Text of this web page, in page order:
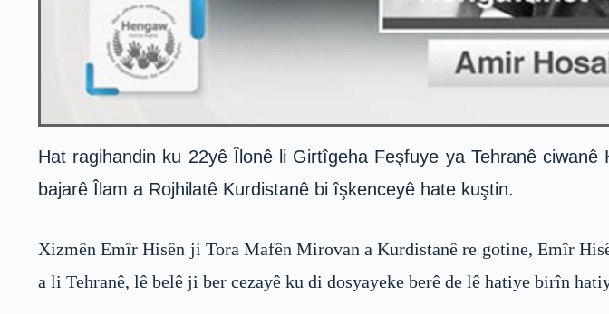
Hat ragihandin ku 22yê Îlonê li Girtîgeha Feşfuye ya Tehranê
bajarê Îlam a Rojhilatê Kurdistanê bi îşkenceyê hate kuştin.
Xizmên Emîr Hisên ji Tora Mafên Mirovan a Kurdistanê re gotine, Emîr
a li Tehranê, lê belê ji ber cezayê ku di dosyayeke berê de lê hatiye birîn